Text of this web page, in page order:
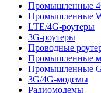
Промышленные
Промышленные
LTE/4G-роутеры
3G-роутеры
Проводные
Промышленные
Промышленные
3G/4G-модемы
Радиомодемы